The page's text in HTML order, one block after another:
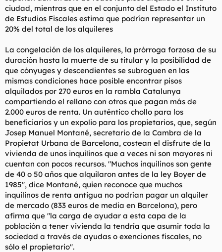
ciudad, mientras que en el conjunto del Estado el Instituto
de Estudios Fiscales estima que podrían representar un
20% del total de los alquileres
La congelación de los alquileres, la prórroga forzosa de su
duración hasta la muerte de su titular y la posibilidad de
que cónyuges y descendientes se subroguen en las
mismas condiciones hace posible encontrar pisos
alquilados por 270 euros en la rambla Catalunya
compartiendo el rellano con otros que pagan más de
2.000 euros de renta. Un auténtico chollo para los
beneficiarios y un expolio para los propietarios, que, según
Josep Manuel Montané, secretario de la Cambra de la
Propietat Urbana de Barcelona, costean el disfrute de la
vivienda de unos inquilinos que a veces ni son mayores ni
cuentan con pocos recursos. "Muchos inquilinos son gente
de 40 o 50 años que alquilaron antes de la ley Boyer de
1985", dice Montané, quien reconoce que muchos
inquilinos de renta antigua no podrían pagar un alquiler
de mercado (833 euros de media en Barcelona), pero
afirma que "la carga de ayudar a esta capa de la
población a tener vivienda la tendría que asumir toda la
sociedad a través de ayudas o exenciones fiscales, no
sólo el propietario".